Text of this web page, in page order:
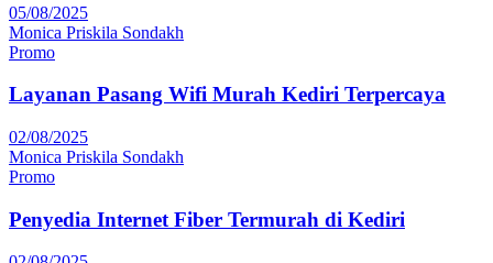
05/08/2025
Monica Priskila Sondakh
Promo
Layanan Pasang Wifi Murah Kediri Terpercaya
02/08/2025
Monica Priskila Sondakh
Promo
Penyedia Internet Fiber Termurah di Kediri